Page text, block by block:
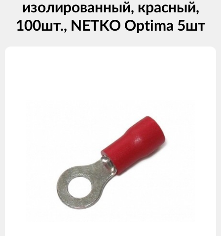
изолированный, красный,
100шт., NETKO Optima 5шт